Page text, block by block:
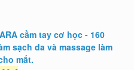
cầm tay cơ học - 160
sạch da và massage làm
mắt.